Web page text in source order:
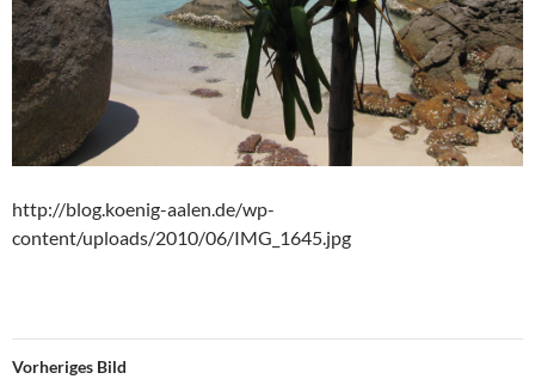
http://blog.koenig-aalen.de/wp-
content/uploads/2010/06/IMG_1645.jpg
Vorheriges Bild